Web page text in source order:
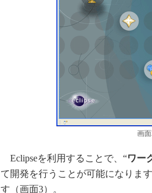
画
Eclipseを利用することで、“ワー
て開発を行うことが可能になりま
す（画面3）。